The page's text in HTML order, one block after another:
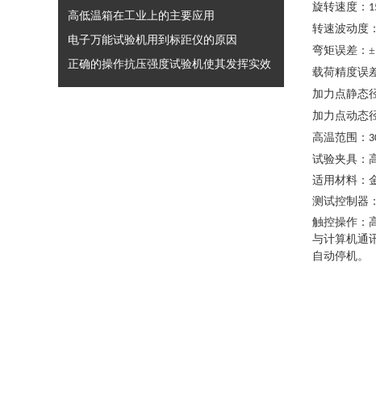
高低温箱在工业上的主要应用
电子万能试验机用到标距仪的原因
正确的操作抗压强度试验机使其发挥实效
旋转速度 ：
转速波动度 ：
弯矩误差 ： ±
载荷精度误
加力点静态
加力点动态
高温范围 ：
试验夹具 ：
适用材料 ：
测试控制器 ：
触控操作 ：
与计算机通
自动停机。